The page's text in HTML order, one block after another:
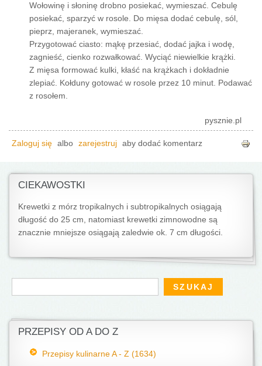
Wołowinę i słoninę drobno posiekać, wymieszać. Cebulę
posiekać, sparzyć w rosole. Do mięsa dodać cebulę, sól,
pieprz, majeranek, wymieszać.
Przygotować ciasto: mąkę przesiać, dodać jajka i wodę,
zagnieść, cienko rozwałkować. Wyciąć niewielkie krążki.
Z mięsa formować kulki, kłaść na krążkach i dokładnie
zlepiać. Kołduny gotować w rosole przez 10 minut. Podawać
z rosołem.
pysznie.pl
Zaloguj się albo zarejestruj aby dodać komentarz
CIEKAWOSTKI
Krewetki z mórz tropikalnych i subtropikalnych osiągają
długość do 25 cm, natomiast krewetki zimnowodne są
znacznie mniejsze osiągają zaledwie ok. 7 cm długości.
Formularz wyszukiwania
Szukaj
PRZEPISY OD A DO Z
Przepisy kulinarne A - Z (1634)